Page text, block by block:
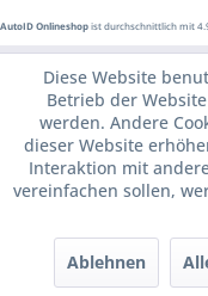
AutoID Onlineshopist durchschnittlich mit
Diese Website
Betrieb der
werden. Andere
dieser Website
Interaktion mit
vereinfachen sollen,
Ablehnen